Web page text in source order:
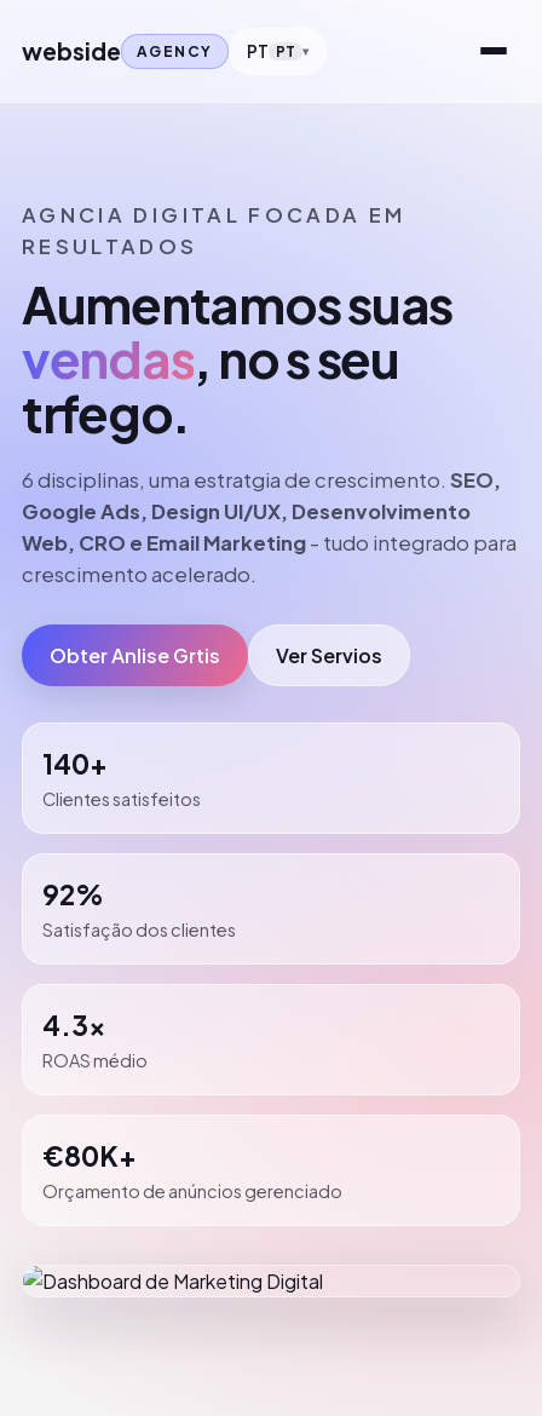
webside AGENCY PT PT
AGNCIA DIGITAL FOCADA EM
RESULTADOS
Aumentamos suas
vendas, no s seu
trfego.
6 disciplinas, uma estratgia de crescimento. SEO,
Google Ads, Design UI/UX, Desenvolvimento
Web, CRO e Email Marketing- tudo integrado para
crescimento acelerado.
Obter Anlise Grtis Ver Servios
140+
Clientes satisfeitos
92%
Satisfação dos clientes
4.3x
ROAS médio
€80K+
Orçamento de anúncios gerenciado